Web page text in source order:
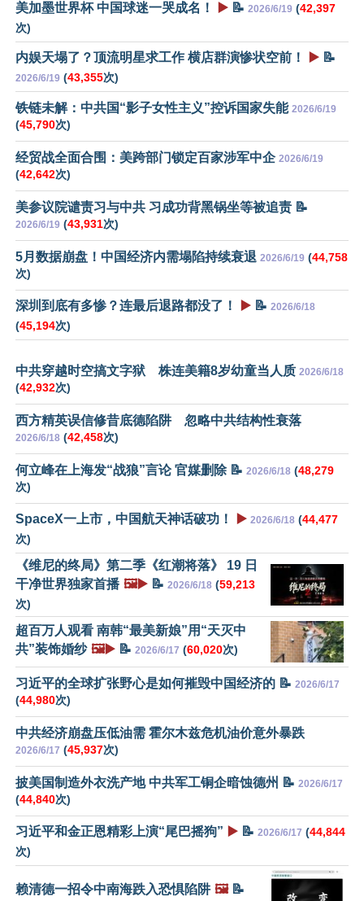
美加墨世界杯 中国球迷一哭成名！ ▶️ 📝 2026/6/19 (42,397
次)
内娱天塌了？顶流明星求工作 横店群演惨状空前！ ▶️ 📝
2026/6/19 (43,355次)
铁链未解：中共国“影子女性主义”控诉国家失能 2026/6/19
(45,790次)
经贸战全面合围：美跨部门锁定百家涉军中企 2026/6/19
(42,642次)
美参议院谴责习与中共 习成功背黑锅坐等被追责 📝
2026/6/19 (43,931次)
5月数据崩盘！中国经济内需塌陷持续衰退 2026/6/19 (44,758
次)
深圳到底有多惨？连最后退路都没了！ ▶️ 📝 2026/6/18
(45,194次)
中共穿越时空搞文字狱 株连美籍8岁幼童当人质 2026/6/18
(42,932次)
西方精英误信修昔底德陷阱 忽略中共结构性衰落
2026/6/18 (42,458次)
何立峰在上海发“战狼”言论 官媒删除 📝 2026/6/18 (48,279
次)
SpaceX一上市，中国航天神话破功！ ▶️ 2026/6/18 (44,477
次)
《维尼的终局》第二季《红潮将落》 19 日
干净世界独家首播 🖼️▶️ 📝 2026/6/18 (59,213
次)
超百万人观看 南韩“最美新娘”用“天灭中
共”装饰婚纱 🖼️▶️ 📝 2026/6/17 (60,020次)
习近平的全球扩张野心是如何摧毁中国经济的 📝 2026/6/17
(44,980次)
中共经济崩盘压低油需 霍尔木兹危机油价意外暴跌
2026/6/17 (45,937次)
披美国制造外衣洗产地 中共军工铜企暗蚀德州 📝 2026/6/17
(44,840次)
习近平和金正恩精彩上演“尾巴摇狗” ▶️ 📝 2026/6/17 (44,844
次)
赖清德一招令中南海跌入恐惧陷阱 🖼️📝